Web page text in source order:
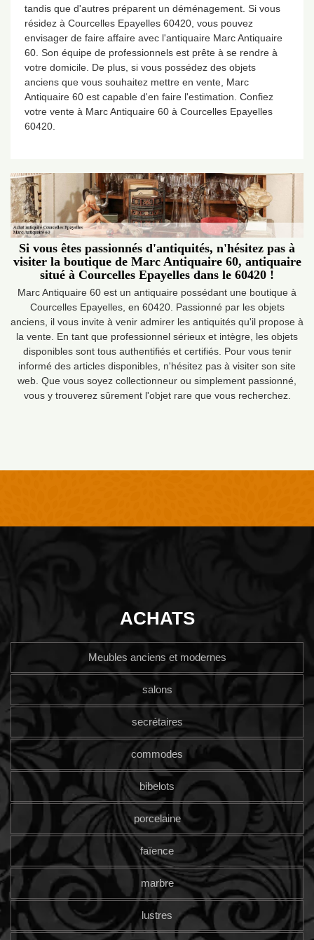
tandis que d'autres préparent un déménagement. Si vous
résidez à Courcelles Epayelles 60420, vous pouvez
envisager de faire affaire avec l'antiquaire Marc Antiquaire
60. Son équipe de professionnels est prête à se rendre à
votre domicile. De plus, si vous possédez des objets
anciens que vous souhaitez mettre en vente, Marc
Antiquaire 60 est capable d'en faire l'estimation. Confiez
votre vente à Marc Antiquaire 60 à Courcelles Epayelles
60420.
Si vous êtes passionnés d'antiquités, n'hésitez pas à
visiter la boutique de Marc Antiquaire 60, antiquaire
situé à Courcelles Epayelles dans le 60420 !
Marc Antiquaire 60 est un antiquaire possédant une boutique à
Courcelles Epayelles, en 60420. Passionné par les objets
anciens, il vous invite à venir admirer les antiquités qu'il propose à
la vente. En tant que professionnel sérieux et intègre, les objets
disponibles sont tous authentifiés et certifiés. Pour vous tenir
informé des articles disponibles, n'hésitez pas à visiter son site
web. Que vous soyez collectionneur ou simplement passionné,
vous y trouverez sûrement l'objet rare que vous recherchez.
ACHATS
Meubles anciens et modernes
salons
secrétaires
commodes
bibelots
porcelaine
faïence
marbre
lustres